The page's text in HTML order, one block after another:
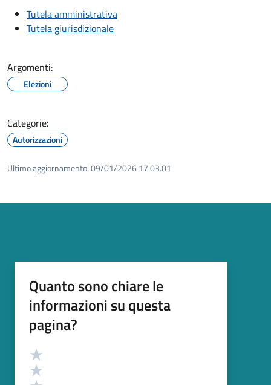
Tutela amministrativa
Tutela giurisdizionale
Argomenti:
Elezioni
Categorie:
Autorizzazioni
Ultimo aggiornamento:09/01/2026 17:03.01
Quanto sono chiare le
informazioni su questa
pagina?
Valutazione